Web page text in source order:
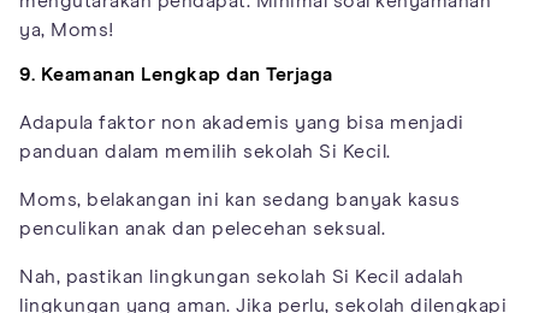
ya, Moms!
9. Keamanan Lengkap dan Terjaga
Adapula faktor non akademis yang bisa menjadi
panduan dalam memilih sekolah Si Kecil.
Moms, belakangan ini kan sedang banyak kasus
penculikan anak dan pelecehan seksual.
Nah, pastikan lingkungan sekolah Si Kecil adalah
lingkungan yang aman. Jika perlu, sekolah dilengkapi